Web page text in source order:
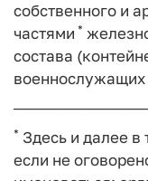
собственного и
частями *
состава
военнослужащих
* Здесь и далее в
если не